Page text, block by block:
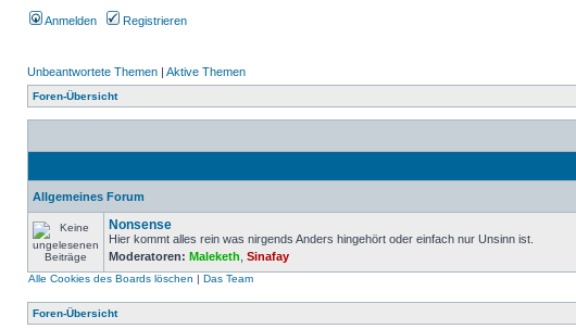
Anmelden Registrieren
Unbeantwortete Themen | Aktive Themen
Foren-Übersicht
Allgemeines Forum
Nonsense
Hier kommt alles rein was nirgends Anders hingehört oder einfach nur Unsinn ist.
Moderatoren: Maleketh Sinafay
Alle Cookies des Boards löschen | Das Team
Foren-Übersicht